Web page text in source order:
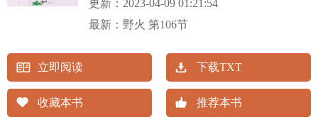
更新： 2023-04-09 01:21:54
最新： 野火 第106节
立即阅读 下载TXT
收藏本书 推荐本书